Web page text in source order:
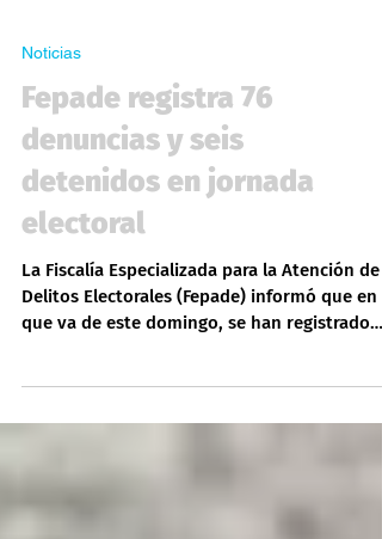
Noticias
Fepade registra 76
denuncias y seis
detenidos en jornada
electoral
Delitos Electorales (Fepade) informó que en
que va de este domingo, se han registrado